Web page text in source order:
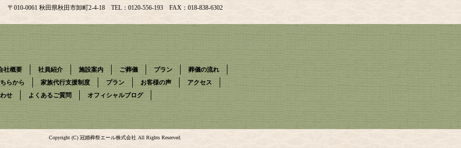
社概要 社員紹介 施設案内 ご葬儀 プラン
葬儀の流れ
らから
家族代行支援制度 プラン お客様の声
アクセス
せ
よくあるご質問 オフィシャルブログ
〒010-0061 秋田県秋田市卸町2-4-18 TEL：0120-556-193 FAX：018-838-6302
Copyright (C) 冠婚葬祭エール株式会社 All Rights Reserved.